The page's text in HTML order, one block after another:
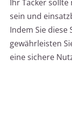
Ihr Tacker
sein und
Indem Sie
gewährleisten
eine sichere